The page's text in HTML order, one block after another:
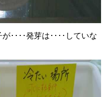
････発芽は････していな